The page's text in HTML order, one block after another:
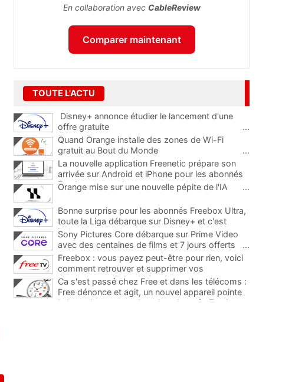
En collaboration avec CableReview
Comparer maintenant
TOUTE L'ACTU
Disney+ annonce étudier le lancement d'une
offre gratuite
...
Quand Orange installe des zones de Wi-Fi
gratuit au Bout du Monde
...
La nouvelle application Freenetic prépare son
arrivée sur Android et iPhone pour les abonnés
Freebox, testez la
Orange mise sur une nouvelle pépite de l'IA ...
Bonne surprise pour les abonnés Freebox Ultra,
toute la Liga débarque sur Disney+ et c'est
inclus
Sony Pictures Core débarque sur Prime Video
avec des centaines de films et 7 jours offerts
...
Freebox : vous payez peut-être pour rien, voici
comment retrouver et supprimer vos
abonnements TV oubliés
...
Ca s'est passé chez Free et dans les télécoms :
Free dénonce et agit, un nouvel appareil pointe
le bout de son nez chez des abonnés Freebox...